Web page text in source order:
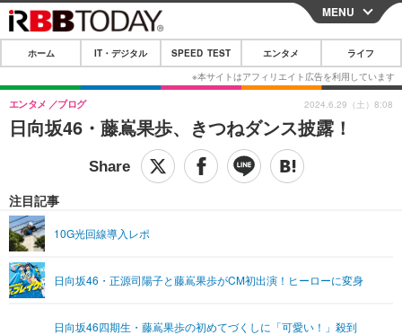
CLOSE
ホーム
IT・デジタル
IT・デジタルTOP スマートフォン
ネタ ガジェット・ツール
SPEED TEST
音楽 スポーツ
ライフ
ペット ショッピング
その他
リリース一覧
プッシュ通知の停止方法
MENU
ホーム IT・デジタル SPEED TEST エンタメ ライフ
日向坂46・藤嶌果歩、きつねダンス披露！
エンタメ ブログ
注目記事
10G光回線導入レポ
日向坂46・正源司陽子と藤嶌果歩がCM初出演！ヒーローに変身
日向坂46四期生・藤嶌果歩の初めてづくしに「可愛い！」殺到
2024.6.29（土）8:08